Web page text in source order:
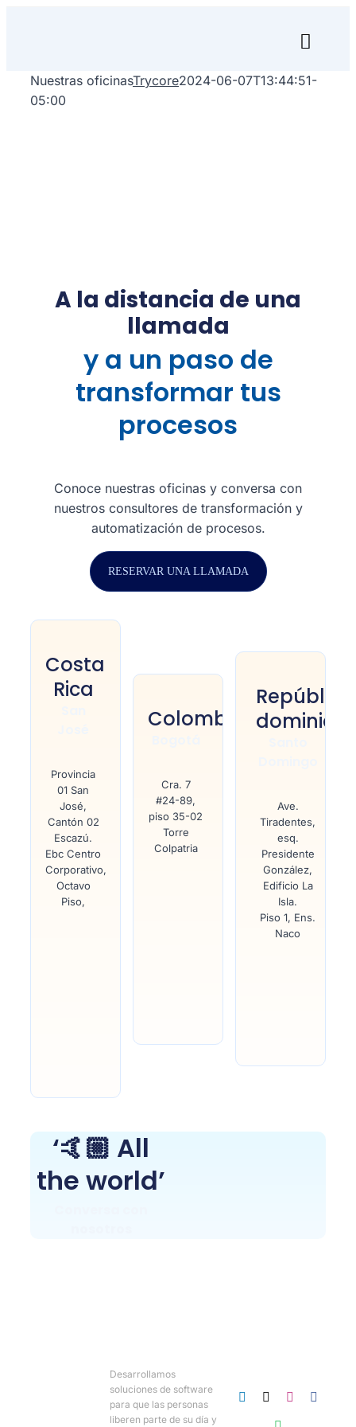
Inicio
Search
Nuestras oficinasTrycore2024-06-07T13:44:51-
05:00
A la distancia de una
llamada
y a un paso de
transformar tus
procesos
Conoce nuestras oficinas y conversa con
nuestros consultores de transformación y
automatización de procesos.
RESERVAR UNA LLAMADA
Costa
Rica
Provincia
01 San
José,
Cantón 02
Escazú.
Ebc Centro
Corporativo,
Octavo
Piso,
Colombia
Cra. 7
#24-89,
piso 35-02
Torre
Colpatria
República
Ave.
Tiradentes,
esq.
Presidente
González,
Edificio La
Isla.
Piso 1, Ens.
Naco
‘🤙🏼 All
the world’
Desarrollamos
soluciones de software
para que las personas
liberen parte de su día y